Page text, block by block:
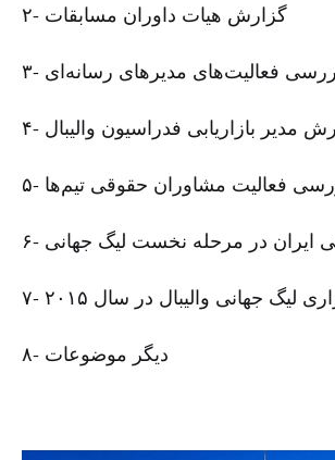
۲- گزارش هیات داوران مسابقات
بررسی فعالیت‌های مدیرهای رسانه‌ای
مدیر بازاریابی فدراسیون والیبال
بررسی فعالیت مشاوران حقوقی تیم‌ها
ایران در مرحله نخست لیگ جهانی
لیگ جهانی والیبال در سال ۲۰۱۵
۸- دیگر موضوعات